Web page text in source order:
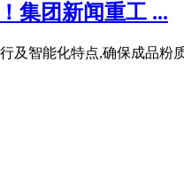
集团新闻重工 ...
及智能化特点,确保成品